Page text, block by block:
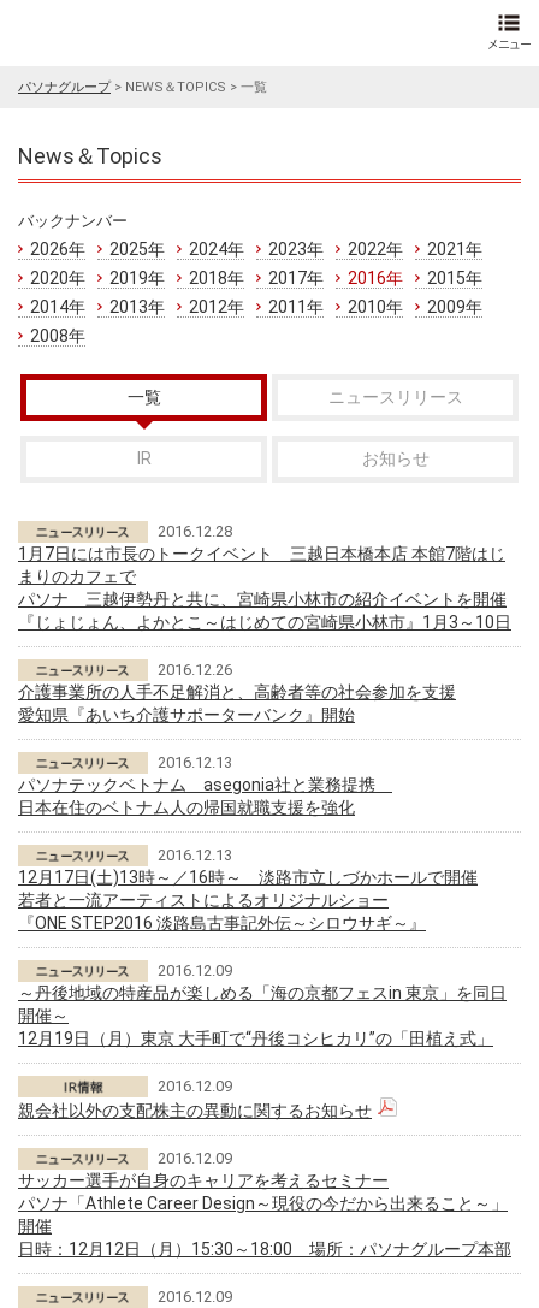
パソナグループ> NEWS＆TOPICS > 一覧
News＆Topics
バックナンバー
2026年 2025年 2024年 2023年 2022年
2021年
2020年
2019年 2018年 2017年 2016年
2015年
2014年
2013年 2012年 2011年 2010年
2009年
2008年
一覧 ニュースリリース
IR お知らせ
2016.12.28
1月7日には市長のトークイベント 三越日本橋本店 本館7階はじ
まりのカフェで
パソナ 三越伊勢丹と共に、宮崎県小林市の紹介イベントを開催
『じょじょん、よかとこ～はじめての宮崎県小林市』1月3～10日
2016.12.26
介護事業所の人手不足解消と、高齢者等の社会参加を支援
愛知県『あいち介護サポーターバンク』開始
2016.12.13
パソナテックベトナム asegonia社と業務提携
日本在住のベトナム人の帰国就職支援を強化
2016.12.13
12月17日(土)13時～／16時～ 淡路市立しづかホールで開催
若者と一流アーティストによるオリジナルショー
『ONE STEP2016 淡路島古事記外伝～シロウサギ～』
2016.12.09
～丹後地域の特産品が楽しめる「海の京都フェスin 東京」を同日
開催～
12月19日（月）東京 大手町で“丹後コシヒカリ”の「田植え式」
2016.12.09
親会社以外の支配株主の異動に関するお知らせ
2016.12.09
サッカー選手が自身のキャリアを考えるセミナー
パソナ「Athlete Career Design～現役の今だから出来ること～」
開催
日時：12月12日（月）15:30～18:00 場所：パソナグループ本部
2016.12.09